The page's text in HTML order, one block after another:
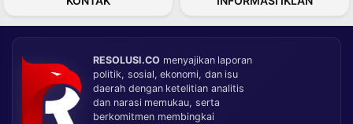
RESOLUSI.CO menyajikan laporan
politik, sosial, ekonomi, dan isu
daerah dengan ketelitian analitis
dan narasi memukau, serta
berkomitmen membingkai